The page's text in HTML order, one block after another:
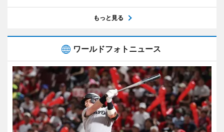
もっと見る
ワールドフォトニュース